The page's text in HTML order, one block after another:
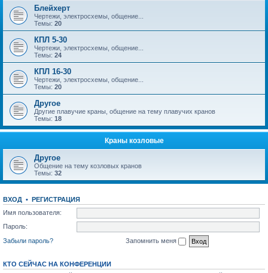
Блейхерт
Чертежи, электросхемы, общение...
Темы: 20
КПЛ 5-30
Чертежи, электросхемы, общение...
Темы: 24
КПЛ 16-30
Чертежи, электросхемы, общение...
Темы: 20
Другое
Другие плавучие краны, общение на тему плавучих кранов
Темы: 18
Краны козловые
Другое
Общение на тему козловых кранов
Темы: 32
ВХОД • РЕГИСТРАЦИЯ
Имя пользователя:
Пароль:
Забыли пароль?
Запомнить меня
КТО СЕЙЧАС НА КОНФЕРЕНЦИИ